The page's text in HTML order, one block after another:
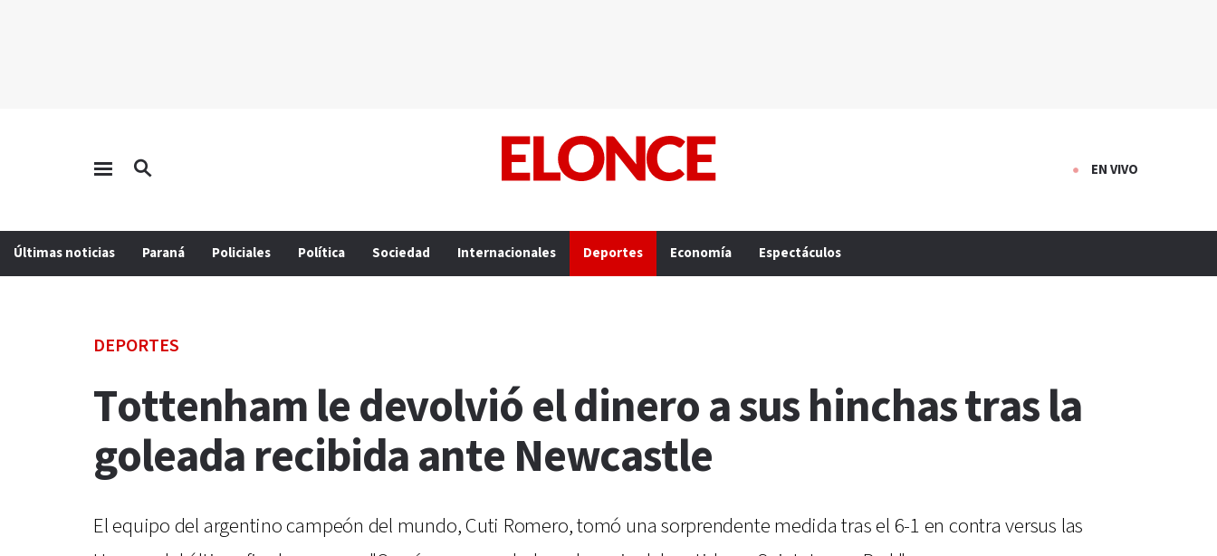
EN VIVO
Últimas noticias Paraná Policiales Política Sociedad Internacionales Deportes Economía Espectáculos
DEPORTES
Tottenham le devolvió el dinero a sus hinchas tras la
goleada recibida ante Newcastle
El equipo del argentino campeón del mundo, Cuti Romero, tomó una sorprendente medida tras el 6-1 en contra versus las